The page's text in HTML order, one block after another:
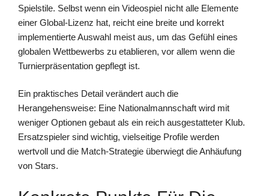
Spielstile. Selbst wenn ein Videospiel nicht alle Elemente
einer Global-Lizenz hat, reicht eine breite und korrekt
implementierte Auswahl meist aus, um das Gefühl eines
globalen Wettbewerbs zu etablieren, vor allem wenn die
Turnierpräsentation gepflegt ist.
Ein praktisches Detail verändert auch die
Herangehensweise: Eine Nationalmannschaft wird mit
weniger Optionen gebaut als ein reich ausgestatteter Klub.
Ersatzspieler sind wichtig, vielseitige Profile werden
wertvoll und die Match-Strategie überwiegt die Anhäufung
von Stars.